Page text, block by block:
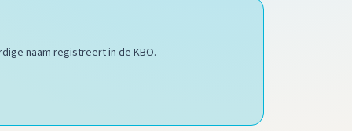
naam registreert in de KBO.